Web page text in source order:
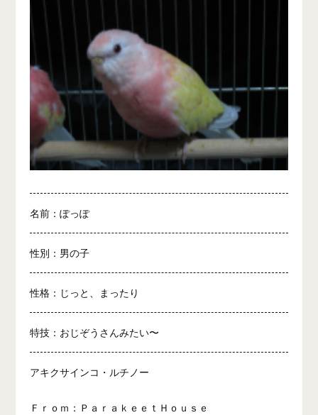
名前：ぽっぽ
性別：男の子
性格：じっと、まったり
特技：おじぞうさんみたい〜
アキクサインコ・ルチノー
Ｆｒｏｍ：ＰａｒａｋｅｅｔＨｏｕｓｅ